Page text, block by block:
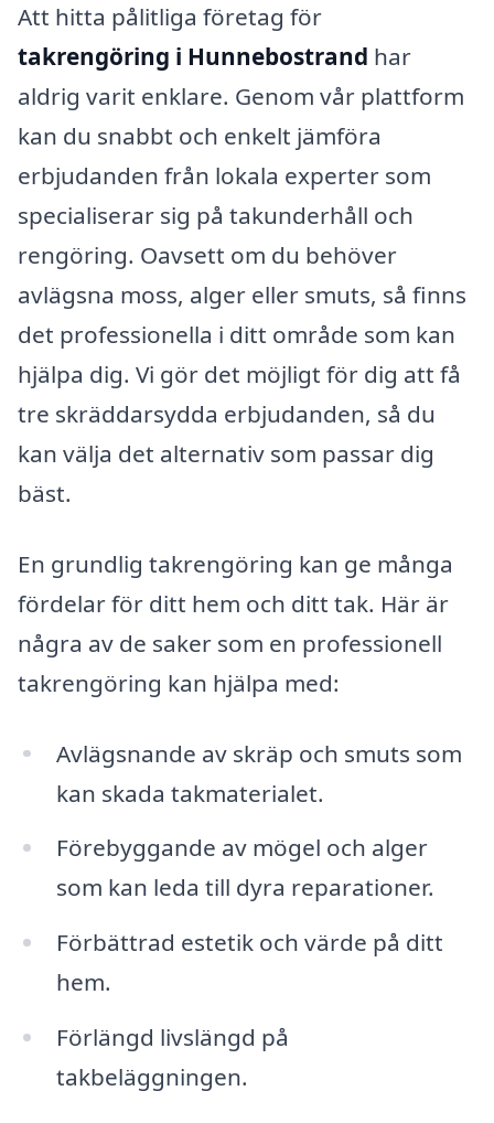
Att hitta pålitliga företag för
takrengöring i Hunnebostrand har
aldrig varit enklare. Genom vår plattform
kan du snabbt och enkelt jämföra
erbjudanden från lokala experter som
specialiserar sig på takunderhåll och
rengöring. Oavsett om du behöver
avlägsna moss, alger eller smuts, så finns
det professionella i ditt område som kan
hjälpa dig. Vi gör det möjligt för dig att få
tre skräddarsydda erbjudanden, så du
kan välja det alternativ som passar dig
bäst.
En grundlig takrengöring kan ge många
fördelar för ditt hem och ditt tak. Här är
några av de saker som en professionell
takrengöring kan hjälpa med:
Avlägsnande av skräp och smuts som
kan skada takmaterialet.
Förebyggande av mögel och alger
som kan leda till dyra reparationer.
Förbättrad estetik och värde på ditt
hem.
Förlängd livslängd på
takbeläggningen.